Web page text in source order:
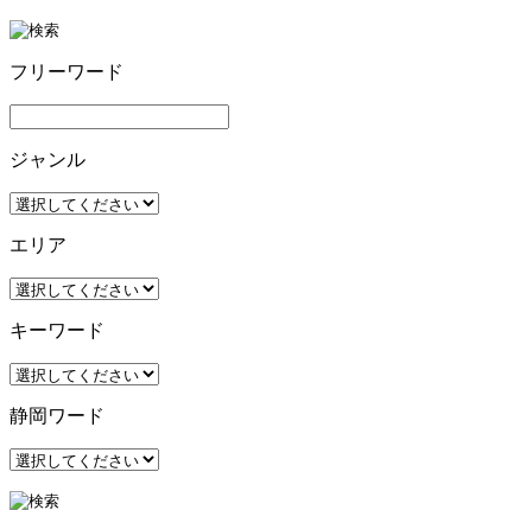
フリーワード
ジャンル
エリア
キーワード
静岡ワード